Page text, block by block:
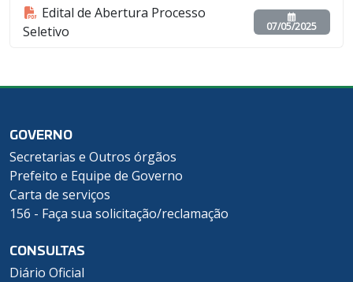
Edital de Abertura Processo
Seletivo
07/05/2025
GOVERNO
Secretarias e Outros órgãos
Prefeito e Equipe de Governo
Carta de serviços
156 - Faça sua solicitação/reclamação
CONSULTAS
Diário Oficial